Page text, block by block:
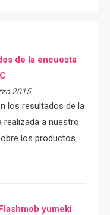
de la encuesta
2015
los resultados de la
realizada a nuestro
los productos
yumeki